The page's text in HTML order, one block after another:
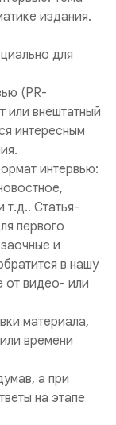
издания.
для
(PR-
или внештатный
интересным
интервью:
т.д.. Статья-
первого
и
в нашу
от видео- или
материала,
времени
а при
на этапе